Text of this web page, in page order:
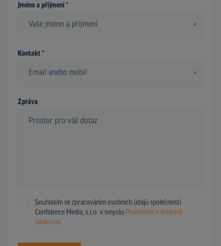
Jméno a příjmení *
*
Kontakt *
*
Zpráva
Souhlasím se zpracováním osobních údajů společností
Confidence Media, s.r.o. v smyslu Prohlášení o ochraně
soukromí.